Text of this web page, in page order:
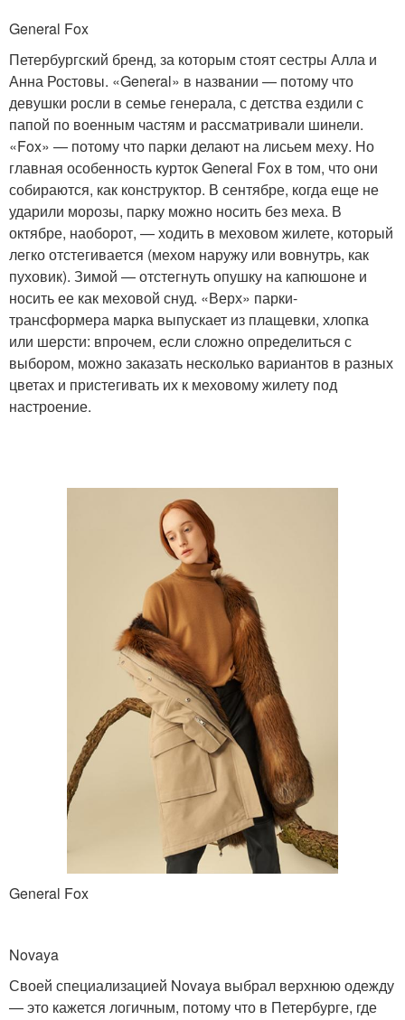
General Fox
Петербургский бренд, за которым стоят сестры Алла и
Анна Ростовы. «General» в названии — потому что
девушки росли в семье генерала, с детства ездили с
папой по военным частям и рассматривали шинели.
«Fox» — потому что парки делают на лисьем меху. Но
главная особенность курток General Fox в том, что они
собираются, как конструктор. В сентябре, когда еще не
ударили морозы, парку можно носить без меха. В
октябре, наоборот, — ходить в меховом жилете, который
легко отстегивается (мехом наружу или вовнутрь, как
пуховик). Зимой — отстегнуть опушку на капюшоне и
носить ее как меховой снуд. «Верх» парки-
трансформера марка выпускает из плащевки, хлопка
или шерсти: впрочем, если сложно определиться с
выбором, можно заказать несколько вариантов в разных
цветах и пристегивать их к меховому жилету под
настроение.
General Fox
Novaya
Своей специализацией Novaya выбрал верхнюю одежду
— это кажется логичным, потому что в Петербурге, где